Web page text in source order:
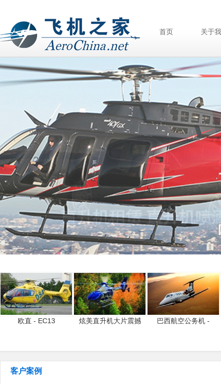
首页 关于
欧直 - EC13 炫美直升机大片震撼 巴西航空公务机 -
客户案例